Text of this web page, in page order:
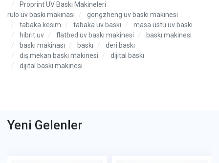
Proprint UV Baskı Makineleri
rulo uv baskı makinası
gongzheng uv baskı makinesi
tabaka kesim
tabaka uv baskı
masa üstü uv baskı
hibrit uv
flatbed uv baskı makinesi
baskı makinesi
baskı makinası
baskı
deri baskı
dış mekan baskı makinesi
dijital baskı
dijital baskı makinesi
Yeni Gelenler